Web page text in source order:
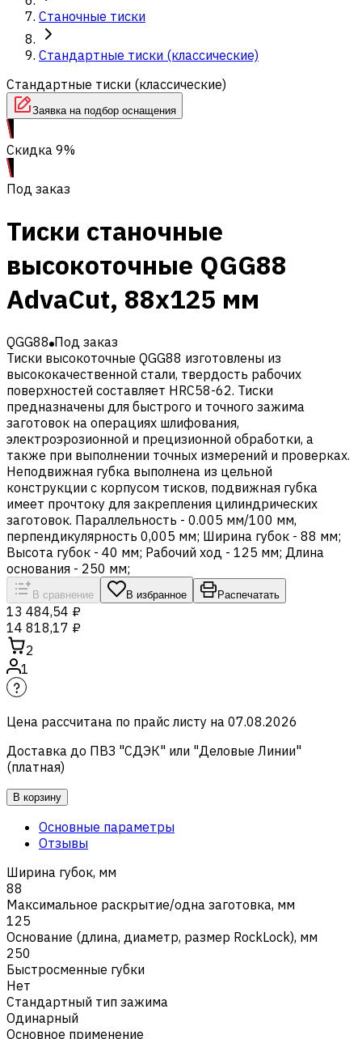
Станочные тиски
Стандартные тиски (классические)
Стандартные тиски (классические)
Заявка на подбор оснащения
Скидка 9%
Под заказ
Тиски станочные
высокоточные QGG88
AdvaCut, 88x125 мм
QGG88 Под заказ
Тиски высокоточные QGG88 изготовлены из
высококачественной стали, твердость рабочих
поверхностей составляет HRC58-62. Тиски
предназначены для быстрого и точного зажима
заготовок на операциях шлифования,
электроэрозионной и прецизионной обработки, а
также при выполнении точных измерений и проверках.
Неподвижная губка выполнена из цельной
конструкции с корпусом тисков, подвижная губка
имеет прочтоку для закрепления цилиндрических
заготовок. Параллельность - 0.005 мм/100 мм,
перпендикулярность 0,005 мм; Ширина губок - 88 мм;
Высота губок - 40 мм; Рабочий ход - 125 мм; Длина
основания - 250 мм;
В сравнение В избранное Распечатать
13 484,54 ₽
14 818,17 ₽
2
1
Цена рассчитана по прайс листу на 07.08.2026
Доставка до ПВЗ "СДЭК" или "Деловые Линии"
(платная)
В корзину
Основные параметры
Отзывы
Ширина губок, мм
88
Максимальное раскрытие/одна заготовка, мм
125
Основание (длина, диаметр, размер RockLock), мм
250
Быстросменные губки
Нет
Стандартный тип зажима
Одинарный
Основное применение